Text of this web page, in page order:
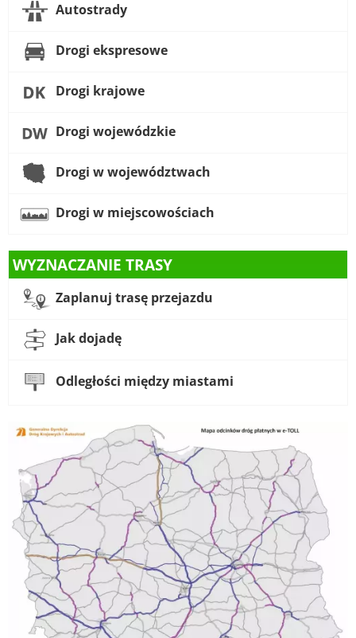
Autostrady
Drogi ekspresowe
Drogi krajowe
Drogi wojewódzkie
Drogi w województwach
Drogi w miejscowościach
WYZNACZANIE TRASY
Zaplanuj trasę przejazdu
Jak dojadę
Odległości między miastami